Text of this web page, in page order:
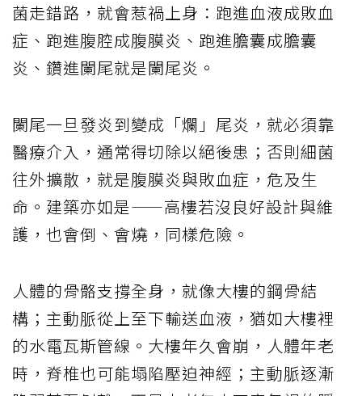
菌走錯路，就會惹禍上身：跑進血液成敗血
症、跑進腹腔成腹膜炎、跑進膽囊成膽囊
炎、鑽進闌尾就是闌尾炎。
闌尾一旦發炎到變成「爛」尾炎，就必須靠
醫療介入，通常得切除以絕後患；否則細菌
往外擴散，就是腹膜炎與敗血症，危及生
命。建築亦如是——高樓若沒良好設計與維
護，也會倒、會燒，同樣危險。
人體的骨骼支撐全身，就像大樓的鋼骨結
構；主動脈從上至下輸送血液，猶如大樓裡
的水電瓦斯管線。大樓年久會崩，人體年老
時，脊椎也可能塌陷壓迫神經；主動脈逐漸